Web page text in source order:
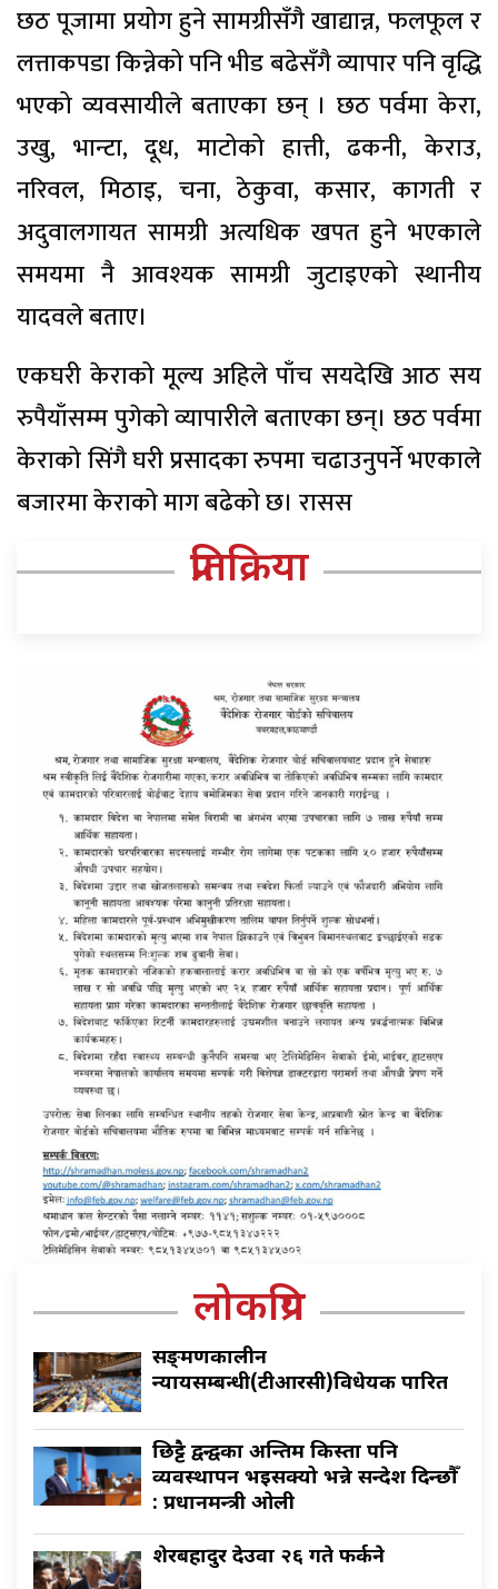
छठ पूजामा प्रयोग हुने सामग्रीसँगै खाद्यान्न, फलफूल र
लत्ताकपडा किन्नेको पनि भीड बढेसँगै व्यापार पनि वृद्धि
भएको व्यवसायीले बताएका छन् । छठ पर्वमा केरा,
उखु, भान्टा, दूध, माटोको हात्ती, ढकनी, केराउ,
नरिवल, मिठाइ, चना, ठेकुवा, कसार, कागती र
अदुवालगायत सामग्री अत्यधिक खपत हुने भएकाले
समयमा नै आवश्यक सामग्री जुटाइएको स्थानीय
यादवले बताए।
एकघरी केराको मूल्य अहिले पाँच सयदेखि आठ सय
रुपैयाँसम्म पुगेको व्यापारीले बताएका छन्। छठ पर्वमा
केराको सिंगै घरी प्रसादका रुपमा चढाउनुपर्ने भएकाले
बजारमा केराको माग बढेको छ। रासस
प्रतिक्रिया
लोकप्रिय
सङ्क्रमणकालीन
न्यायसम्बन्धी(टीआरसी)विधेयक पारित
छिट्टै द्वन्द्वका अन्तिम किस्ता पनि
व्यवस्थापन भइसक्यो भन्ने सन्देश दिन्छौँ
: प्रधानमन्त्री ओली
शेरबहादुर देउवा २६ गते फर्कने